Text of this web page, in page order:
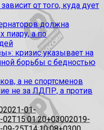
от того, куда дует
должна
пиару, а по
кризис указывает на
борьбы с бедностью
а не спортсменов
не за ЛДПР, а против
2021-01-
2019-